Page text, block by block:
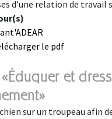
d'une relation de travail
le pdf
et
sur un troupeau afin